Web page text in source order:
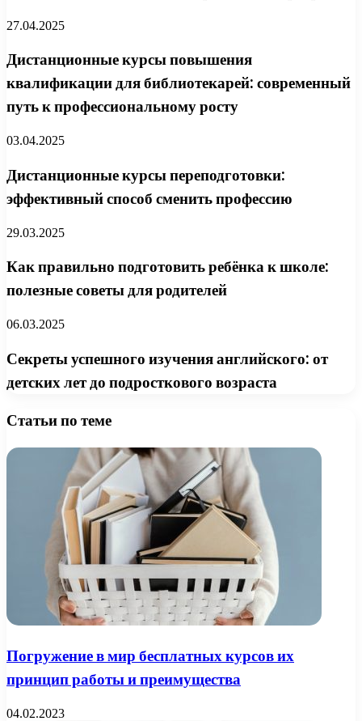
27.04.2025
Дистанционные курсы повышения
квалификации для библиотекарей: современный
путь к профессиональному росту
03.04.2025
Дистанционные курсы переподготовки:
эффективный способ сменить профессию
29.03.2025
Как правильно подготовить ребёнка к школе:
полезные советы для родителей
06.03.2025
Секреты успешного изучения английского: от
детских лет до подросткового возраста
Статьи по теме
Погружение в мир бесплатных курсов их
принцип работы и преимущества
04.02.2023